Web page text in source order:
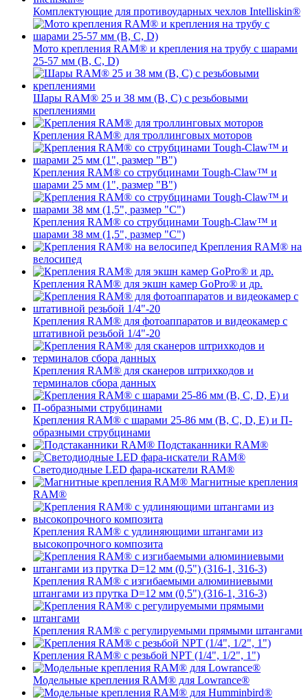
Комплектующие для противоударных чехлов Intelliskin®
Мото крепления RAM® и крепления на трубу с шарами
25-57 мм (B, C, D)
Шары RAM® 25 и 38 мм (B, C) с резьбовыми
креплениями
Крепления RAM® для троллинговых моторов
Крепления RAM® со струбцинами Tough-Claw™ и
шарами 25 мм (1", размер "B")
Крепления RAM® со струбцинами Tough-Claw™ и
шарами 38 мм (1,5", размер "C")
Крепления RAM® на
велосипед
Крепления RAM® для экшн камер GoPro® и др.
Крепления RAM® для фотоаппаратов и видеокамер с
штативной резьбой 1/4"-20
Крепления RAM® для сканеров штрихкодов и
терминалов сбора данных
Крепления RAM® с шарами 25-86 мм (B, C, D, E) и П-
образными струбцинами
Подстаканники RAM®
Светодиодные LED фара-искатели RAM®
Магнитные крепления
RAM®
Крепления RAM® с удлиняющими штангами из
высокопрочного композита
Крепления RAM® с изгибаемыми алюминиевыми
штангами из прутка D=12 мм (0,5") (316-1, 316-3)
Крепления RAM® c регулируемыми прямыми штангами
Крепления RAM® с резьбой NPT (1/4", 1/2", 1")
Модельные крепления RAM® для Lowrance®